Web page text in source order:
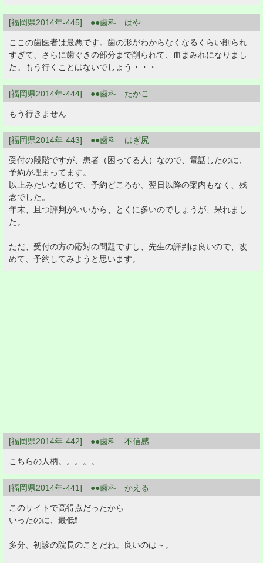
[福岡県2014年-445] ●●歯科 はや
ここの歯医者は最悪です。歯の形がわからなくなるくらい削られ
すぎて、さらに歯ぐきの部分まで削られて、血まみれになりまし
た。もう行くことはないでしょう・・・
[福岡県2014年-444] ●●歯科 たかこ
もう行きません
[福岡県2014年-443] ●●歯科 はぎ尻
受付の段階ですが、患者（困ってる人）なので、電話したのに、
予約が埋まってます。
以上みたいな感じで、予約どころか、翌日以降の案内もなく、残
念でした。
年末、且つ評判がいいから、とくに多いのでしょうが、呆れまし
た。
ただ、受付の方の応対の問題ですし、先生の評判は良いので、改
めて、予約してみようと思います。
[福岡県2014年-442] ●●歯科 不信感
こちらの人柄。。。。。
[福岡県2014年-441] ●●歯科 かえる
このサイトで高得点だったから
いったのに、最低❗
多分、初診の院長のことだね。良いのは～。